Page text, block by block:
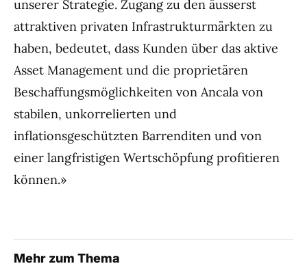
unserer Strategie. Zugang zu den äusserst
attraktiven privaten Infrastrukturmärkten zu
haben, bedeutet, dass Kunden über das aktive
Asset Management und die proprietären
Beschaffungsmöglichkeiten von Ancala von
stabilen, unkorrelierten und
inflationsgeschützten Barrenditen und von
einer langfristigen Wertschöpfung profitieren
können.»
Mehr zum Thema